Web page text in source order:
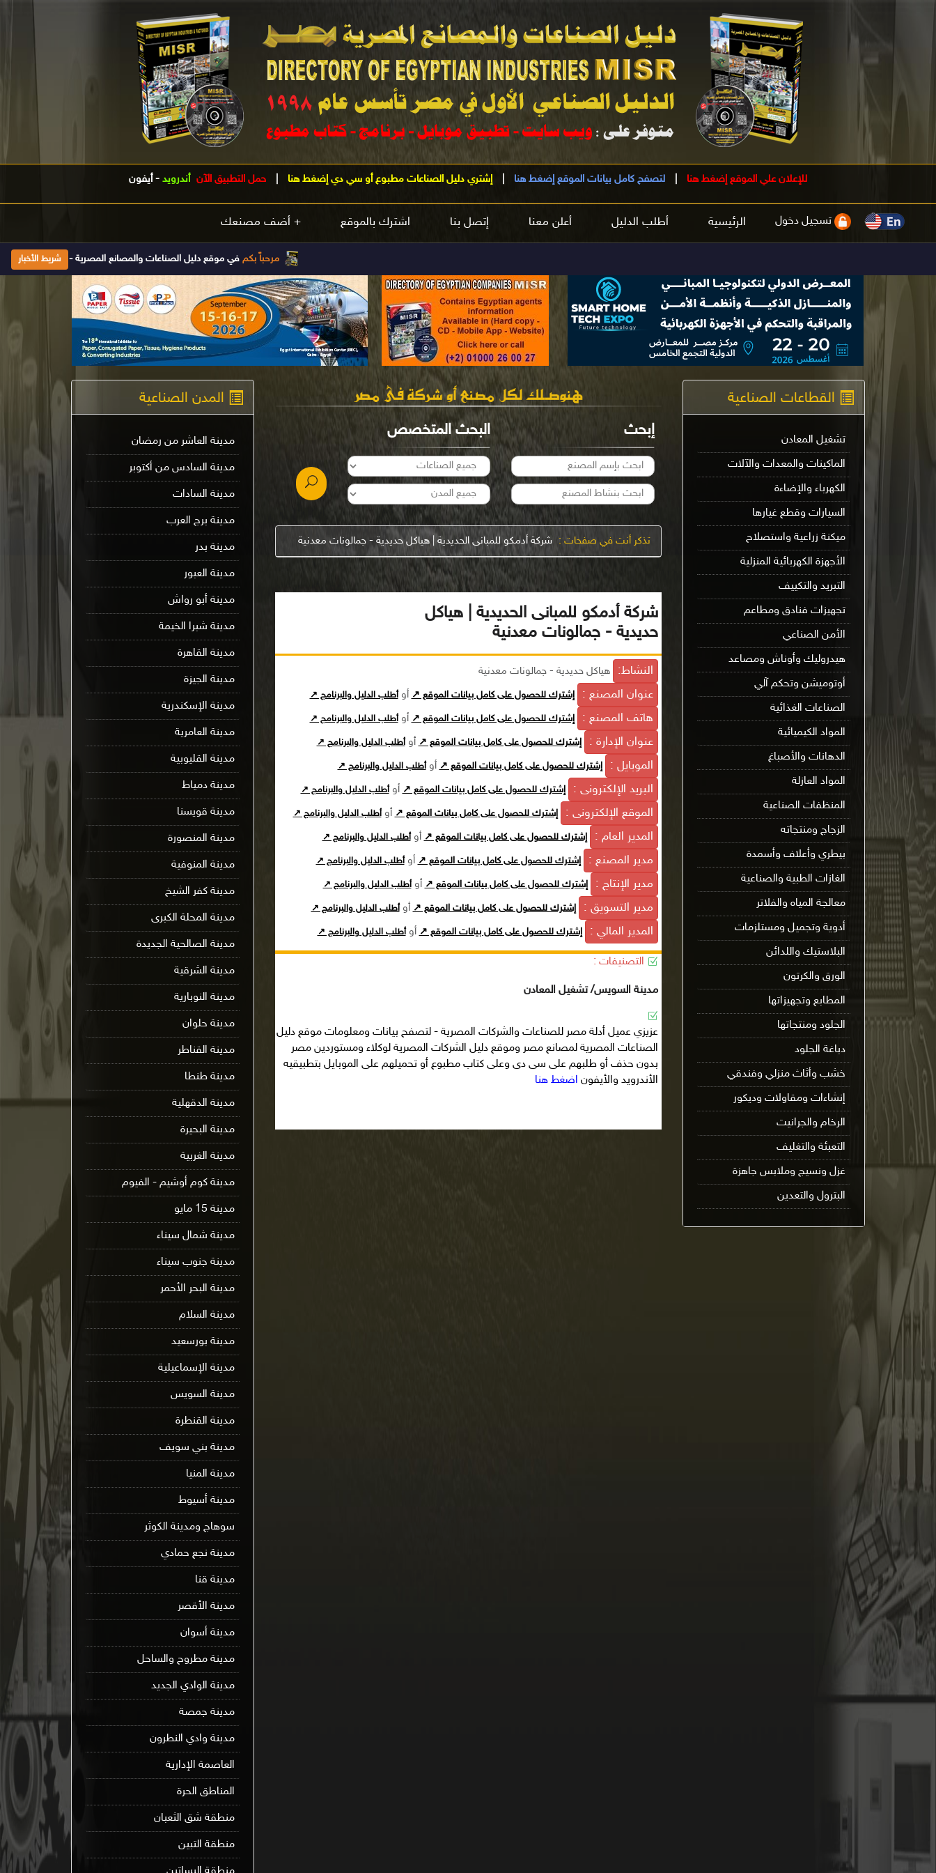
للإعلان علي الموقع إضغط هنا لتصفح كامل بيانات الموقع إضغط هنا إشتري دليل الصناعات مطبوع أو سي دي إضغط هنا حمل التطبيق الآن أندرويد - أيفون
الرئيسية أطلب الدليل أعلن معنا إتصل بنا اشترك بالموقع + أضف مصنعك تسجيل دخول
شريط الأخبار مرحباً بكم في موقع دليل الصناعات والمصانع المصرية - مصر .. الدليل الصناعى الأول فى مصر تأسس 1998 ويتم تحديث بياناته يومياَ إضغط هنا
القطاعات الصناعية
تشغيل المعادن
الماكينات والمعدات والآلات
الكهرباء والإضاءة
السيارات وقطع غيارها
ميكنة زراعية واستصلاح
الأجهزة الكهربائية المنزلية
التبريد والتكييف
تجهيزات فنادق ومطاعم
الأمن الصناعي
هيدروليك وأوناش ومصاعد
أوتوميشن وتحكم آلي
الصناعات الغذائية
المواد الكيميائية
الدهانات والأصباغ
المواد العازلة
المنظفات الصناعية
الزجاج ومنتجاته
بيطري وأعلاف وأسمدة
الغازات الطبية والصناعية
معالجة المياه والفلاتر
أدوية وتجميل ومستلزمات
البلاستيك واللدائن
الورق والكرتون
المطابع وتجهيزاتها
الجلود ومنتجاتها
دباغة الجلود
خشب وأثاث منزلي وفندقي
إنشاءات ومقاولات وديكور
الرخام والجرانيت
التعبئة والتغليف
غزل ونسيج وملابس جاهزة
البترول والتعدين
إبحث البحث المتخصص
تذكر أنت في صفحات : شركة أدمكو للمبانى الحديدية | هياكل حديدية - جمالونات معدنية
شركة أدمكو للمبانى الحديدية | هياكل
حديدية - جمالونات معدنية
النشاط: هياكل حديدية - جمالونات معدنية
عنوان المصنع : إشترك للحصول على كامل بيانات الموقع ↗ أوأطلب الدليل والبرنامج ↗
هاتف المصنع : إشترك للحصول على كامل بيانات الموقع ↗ أوأطلب الدليل والبرنامج ↗
عنوان الإدارة : إشترك للحصول على كامل بيانات الموقع ↗ أوأطلب الدليل والبرنامج ↗
الموبايل : إشترك للحصول على كامل بيانات الموقع ↗ أوأطلب الدليل والبرنامج ↗
البريد الإلكترونى : إشترك للحصول على كامل بيانات الموقع ↗ أوأطلب الدليل والبرنامج ↗
الموقع الإلكترونى : إشترك للحصول على كامل بيانات الموقع ↗ أوأطلب الدليل والبرنامج ↗
المدير العام : إشترك للحصول على كامل بيانات الموقع ↗ أوأطلب الدليل والبرنامج ↗
مدير المصنع : إشترك للحصول على كامل بيانات الموقع ↗ أوأطلب الدليل والبرنامج ↗
مدير الإنتاج : إشترك للحصول على كامل بيانات الموقع ↗ أوأطلب الدليل والبرنامج ↗
مدير التسويق : إشترك للحصول على كامل بيانات الموقع ↗ أوأطلب الدليل والبرنامج ↗
المدير المالي : إشترك للحصول على كامل بيانات الموقع ↗ أوأطلب الدليل والبرنامج ↗
التصنيفات :
مدينة السويس/ تشغيل المعادن
عزيزي عميل أدلة مصر للصناعات والشركات المصرية - لتصفح بيانات ومعلومات موقع دليل
الصناعات المصرية لمصانع مصر وموقع دليل الشركات المصرية لوكلاء ومستوردين مصر
بدون حذف أو طلبهم على سى دى وعلى كتاب مطبوع أو تحميلهم على الموبايل بتطبيقيه
الأندرويد والأيفون اضغط هنا
المدن الصناعية
مدينة العاشر من رمضان
مدينة السادس من أكتوبر
مدينة السادات
مدينة برج العرب
مدينة بدر
مدينة العبور
مدينة أبو رواش
مدينة شبرا الخيمة
مدينة القاهرة
مدينة الجيزة
مدينة الإسكندرية
مدينة العامرية
مدينة القليوبية
مدينة دمياط
مدينة قويسنا
مدينة المنصورة
مدينة المنوفية
مدينة كفر الشيخ
مدينة المحلة الكبرى
مدينة الصالحية الجديدة
مدينة الشرقية
مدينة النوبارية
مدينة حلوان
مدينة القناطر
مدينة طنطا
مدينة الدقهلية
مدينة البحيرة
مدينة الغربية
مدينة كوم أوشيم - الفيوم
مدينة 15 مايو
مدينة شمال سيناء
مدينة جنوب سيناء
مدينة البحر الأحمر
مدينة السلام
مدينة بورسعيد
مدينة الإسماعيلية
مدينة السويس
مدينة القنطرة
مدينة بني سويف
مدينة المنيا
مدينة أسيوط
سوهاج ومدينة الكوثر
مدينة نجع حمادي
مدينة قنا
مدينة الأقصر
مدينة أسوان
مدينة مطروح والساحل
مدينة الوادي الجديد
مدينة جمصة
مدينة وادي النطرون
العاصمة الإدارية
المناطق الحرة
منطقة شق الثعبان
منطقة التبين